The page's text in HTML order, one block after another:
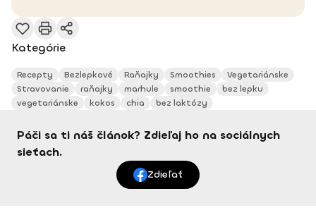
Kategórie
Recepty Bezlepkové Raňajky Smoothies
Vegetariánske
Stravovanie
raňajky marhule smoothie
bez lepku
vegetariánske
kokos chia bez laktózy
Páči sa ti náš článok? Zdieľaj ho na sociálnych
sieťach.
Zdieľať